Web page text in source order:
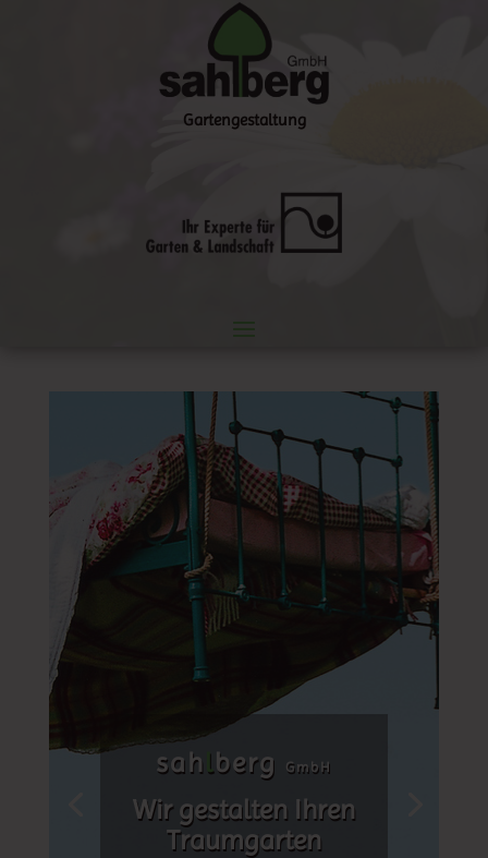
Gartengestaltung
sah lberg GmbH
Wir gestalten Ihren
Traumgarten